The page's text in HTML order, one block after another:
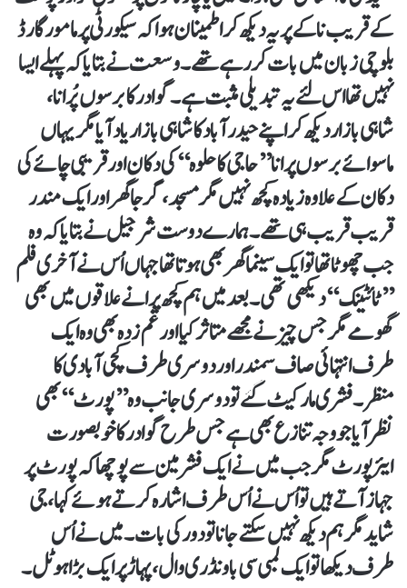
کے قریب ناکے پر یہ دیکھ کر اطمینان ہوا کہ سیکورٹی پر مامور گارڈ
بلوچی زبان میں بات کر رہے تھے۔ وسعت نے بتایا کہ پہلے ایسا
نہیں تھا اس لئے یہ تبدیلی مثبت ہے۔ گوادر کا برسوں پُرانا،
شاہی بازار دیکھ کر اپنے حیدر آباد کا شاہی بازار یاد آیا مگر یہاں
ماسوائے برسوں پرانا ’’حاجی کا حلوہ‘‘ کی دکان اور قریبی چائے کی
دکان کے علاوہ زیادہ کچھ نہیں مگر مسجد، گرجا گھر اور ایک مندر
قریب قریب ہی تھے۔ ہمارے دوست شرجیل نے بتایا کہ وہ
جب چھوٹا تھا تو ایک سینما گھر بھی ہوتا تھا جہاں اُس نے آخری فلم
’’ٹائٹینک‘‘ دیکھی تھی۔ بعد میں ہم کچھ پرانے علاقوں میں بھی
گھومے مگر جس چیز نے مجھے متاثر کیا اور غم زدہ بھی وہ ایک
طرف انتہائی صاف سمندر اور دوسری طرف کچی آبادی کا
منظر۔ فشری مارکیٹ گئے تو دوسری جانب وہ ’’پورٹ‘‘ بھی
نظر آیا جو وجہ تنازع بھی ہے جس طرح گوادر کا خوبصورت
ایئرپورٹ مگر جب میں نے ایک فشرمین سے پوچھا کہ پورٹ پر
جہاز آتے ہیں تو اُس نے اُس طرف اشارہ کرتے ہوئے کہا، جی
شاید مگر ہم دیکھ نہیں سکتے جانا تو دور کی بات۔ میں نے اُس
طرف دیکھا تو ایک لمبی سی باونڈری وال، پہاڑ پر ایک بڑا ہوٹل۔